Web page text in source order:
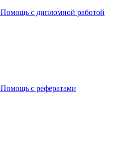
Помощь с дипломной работой
Помощь с рефератами